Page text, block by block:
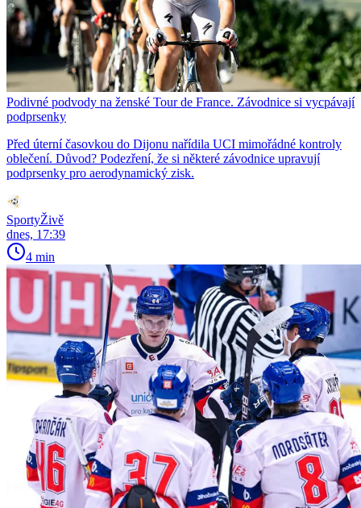
Podivné podvody na ženské Tour de France. Závodnice si vycpávají
podprsenky
Před úterní časovkou do Dijonu nařídila UCI mimořádné kontroly
oblečení. Důvod? Podezření, že si některé závodnice upravují
podprsenky pro aerodynamický zisk.
SportyŽivě
dnes, 17:39
4 min